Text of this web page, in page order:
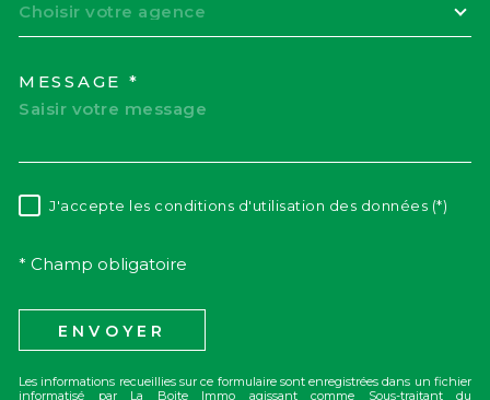
Choisir votre agence
MESSAGE *
RÈGLEMENTATION
J'accepte les conditions d'utilisation des données (*)
* Champ obligatoire
ENVOYER
Les informations recueillies sur ce formulaire sont enregistrées dans un fichier
informatisé par La Boite Immo agissant comme Sous-traitant du